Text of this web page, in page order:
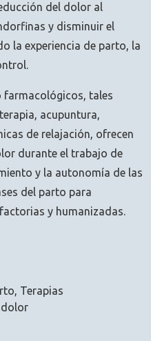
Terapias
dolor
del dolor al
y disminuir el
la experiencia de parto, la
tales
acupuntura,
de relajación, ofrecen
durante el trabajo de
y la autonomía de las
del parto para
y humanizadas.